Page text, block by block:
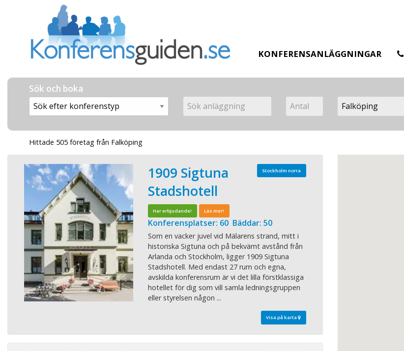
KONFERENSANLÄGGNINGAR
Sök och boka
Hittade 505 företag från Falköping
Stockholm norra
1909 Sigtuna
Stadshotell
Har erbjudande! Läs mer!
Konferensplatser: 60 Bäddar: 50
Som en vacker juvel vid Mälarens strand, mitt i
historiska Sigtuna och på bekvämt avstånd från
Arlanda och Stockholm, ligger 1909 Sigtuna
Stadshotell. Med endast 27 rum och egna,
avskilda konferensrum är vi det lilla förstklassiga
hotellet för dig som vill samla ledningsgruppen
eller styrelsen någon ...
Visa på karta